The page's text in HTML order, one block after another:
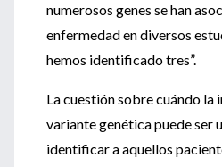
numerosos genes se han
enfermedad en diversos
hemos identificado tres”.
La cuestión sobre cuándo la
variante genética puede ser
identificar a aquellos